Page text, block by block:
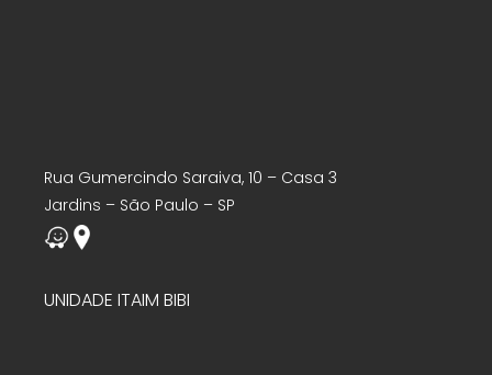
Rua Gumercindo Saraiva, 10 – Casa 3
Jardins – São Paulo – SP
UNIDADE ITAIM BIBI